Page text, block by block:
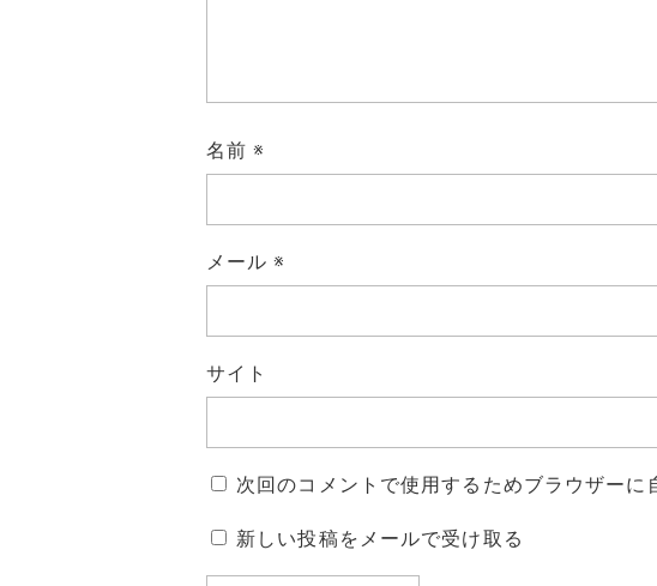
名前※
メール※
サイト
次回のコメントで使用するためブラウザー
新しい投稿をメールで受け取る